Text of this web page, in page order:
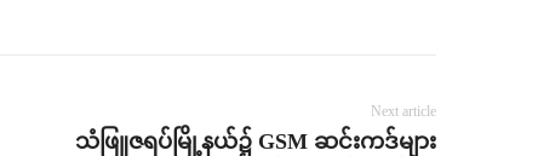
Next article
သံဖြူဇရပ်မြို့နယ်၌ GSM ဆင်းကဒ်များ